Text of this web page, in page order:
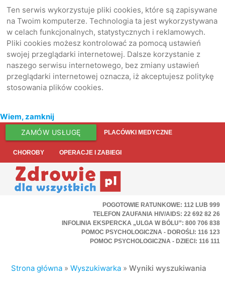
Ten serwis wykorzystuje pliki cookies, które są zapisywane
na Twoim komputerze. Technologia ta jest wykorzystywana
w celach funkcjonalnych, statystycznych i reklamowych.
Pliki cookies możesz kontrolować za pomocą ustawień
swojej przeglądarki internetowej. Dalsze korzystanie z
naszego serwisu internetowego, bez zmiany ustawień
przeglądarki internetowej oznacza, iż akceptujesz politykę
stosowania plików cookies.
Wiem, zamknij
ZAMÓW USŁUGĘ PLACÓWKI MEDYCZNE
CHOROBY OPERACJE I ZABIEGI
POGOTOWIE RATUNKOWE: 112 LUB 999
TELEFON ZAUFANIA HIV/AIDS: 22 692 82 26
INFOLINIA EKSPERCKA „ULGA W BÓLU”: 800 706 838
POMOC PSYCHOLOGICZNA - DOROŚLI: 116 123
POMOC PSYCHOLOGICZNA - DZIECI: 116 111
Strona główna »Wyszukiwarka »Wyniki wyszukiwania